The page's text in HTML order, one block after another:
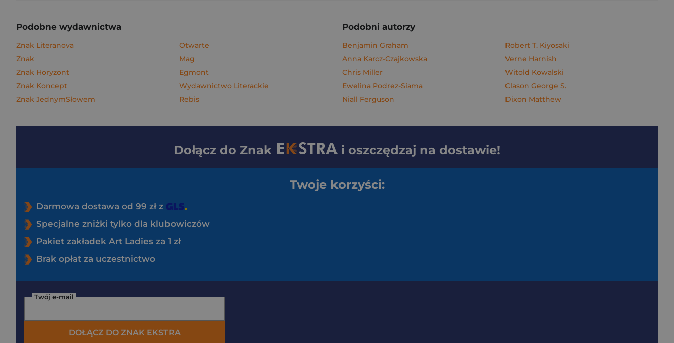
Podobne wydawnictwa
Znak Literanova
Znak
Znak Horyzont
Znak Koncept
Znak JednymSłowem
Otwarte
Mag
Egmont
Wydawnictwo Literackie
Rebis
Podobni autorzy
Benjamin Graham
Anna Karcz-Czajkowska
Chris Miller
Ewelina Podrez-Siama
Niall Ferguson
Robert T. Kiyosaki
Verne Harnish
Witold Kowalski
Clason George S.
Dixon Matthew
Dołącz do Znak i oszczędzaj na dostawie!
Twoje korzyści:
Darmowa dostawa od 99 zł z
Specjalne zniżki tylko dla klubowiczów
Pakiet zakładek Art Ladies za 1 zł
Brak opłat za uczestnictwo
Twój e-mail
DOŁĄCZ DO ZNAK EKSTRA